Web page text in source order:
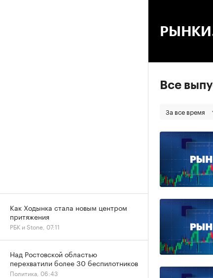
РЫНКИ.
Все
За все время
Как Ходынка стала новым центром
притяжения
РБК и Stone, 07:11
Над Ростовской областью
перехватили более 30 беспилотников
Политика, 06:43